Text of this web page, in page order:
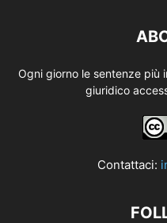
Ogni giorno le sentenze più
giuridico
Contattaci: